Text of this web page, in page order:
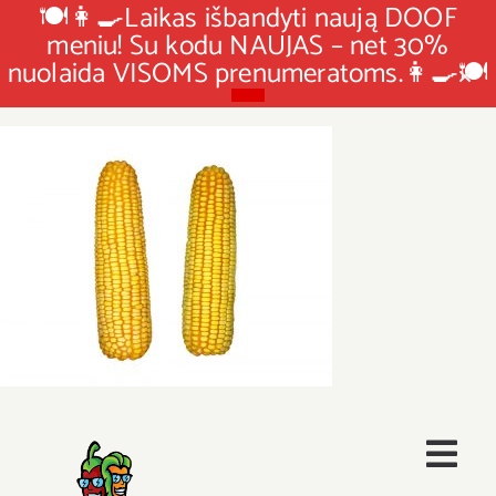
🍽👩‍🍳Laikas išbandyti naują DOOF
meniu! Su kodu NAUJAS – net 30%
nuolaida VISOMS prenumeratoms.👩‍🍳🍽